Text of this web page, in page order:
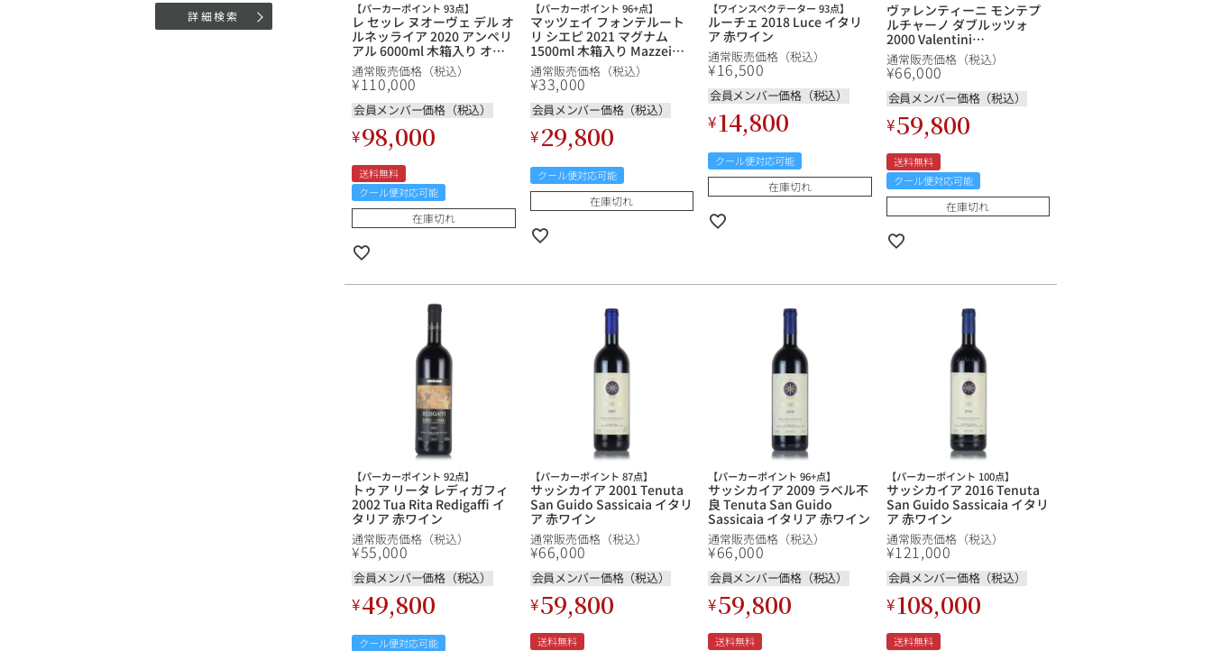
詳細検索 【パーカーポイント 93点】
レ セッレ ヌオーヴェ デル オ
ルネッライア 2020 アンペリ
アル 6000ml 木箱入り オル
ネライア Le Serre Nuove
dell Ornellaia イタリア 赤ワ
イン
通常販売価格（税込）
¥110,000
会員メンバー価格（税込）
¥98,000
送料無料
クール便対応可能
在庫切れ
【パーカーポイント 96+点】
マッツェイ フォンテルート
リ シエピ 2021 マグナム
1500ml 木箱入り Mazzei
Fonterutoli Siepi イタリア
赤ワイン
通常販売価格（税込）
¥33,000
会員メンバー価格（税込）
¥29,800
クール便対応可能
在庫切れ
【ワインスペクテーター 93点】
ルーチェ 2018 Luce イタリ
ア 赤ワイン
通常販売価格（税込）
¥16,500
会員メンバー価格（税込）
¥14,800
クール便対応可能
在庫切れ
ヴァレンティーニ モンテプ
ルチャーノ ダブルッツォ
2000 Valentini
Montepulciano dAbruzzo
イタリア 赤ワイン
通常販売価格（税込）
¥66,000
会員メンバー価格（税込）
¥59,800
送料無料
クール便対応可能
在庫切れ
【パーカーポイント 92点】
トゥア リータ レディガフィ
2002 Tua Rita Redigaffi イ
タリア 赤ワイン
通常販売価格（税込）
¥55,000
会員メンバー価格（税込）
¥49,800
クール便対応可能
【パーカーポイント 87点】
サッシカイア 2001 Tenuta
San Guido Sassicaia イタリ
ア 赤ワイン
通常販売価格（税込）
¥66,000
会員メンバー価格（税込）
¥59,800
送料無料
【パーカーポイント 96+点】
サッシカイア 2009 ラベル不
良 Tenuta San Guido
Sassicaia イタリア 赤ワイン
通常販売価格（税込）
¥66,000
会員メンバー価格（税込）
¥59,800
送料無料
【パーカーポイント 100点】
サッシカイア 2016 Tenuta
San Guido Sassicaia イタリ
ア 赤ワイン
通常販売価格（税込）
¥121,000
会員メンバー価格（税込）
¥108,000
送料無料